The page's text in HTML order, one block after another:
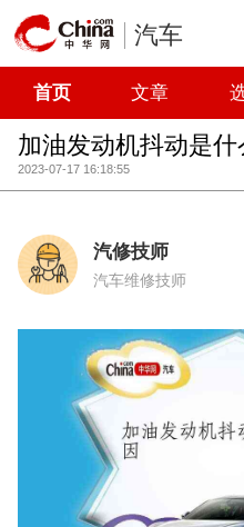
汽车
首页 文章
加油发动机抖动是什
2023-07-17 16:18:55
汽修技师
汽车维修技师